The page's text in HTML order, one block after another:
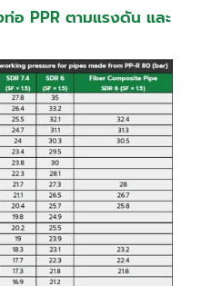
ท่อ PPR ตามแรงดัน และ